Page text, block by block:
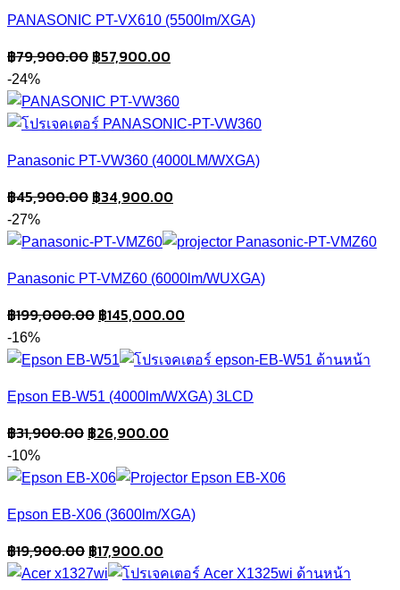
PANASONIC PT-VX610 (5500lm/XGA)
฿79,900.00 Original
was:
฿79,900.00.
฿57,900.00Current
is:
฿57,900.00.
-24%
Panasonic PT-VW360 (4000LM/WXGA)
฿45,900.00 Original
was:
฿34,900.00Current
is:
-27%
Panasonic PT-VMZ60 (6000lm/WUXGA)
฿199,000.00 Original
was:
฿145,000.00Current
is:
-16%
Epson EB-W51 (4000lm/WXGA) 3LCD
฿31,900.00 Original
was:
฿26,900.00Current
is:
-10%
Epson EB-X06 (3600lm/XGA)
฿19,900.00 Original
price
฿17,900.00Current
price